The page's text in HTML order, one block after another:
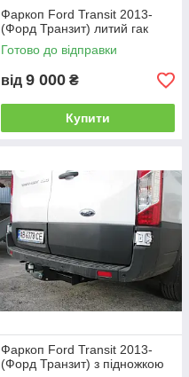
Фаркоп Ford Transit 2013-
(Форд Транзит) литий гак
Готово до відправки
від 9 000 ₴
Купити
Фаркоп Ford Transit 2013-
(Форд Транзит) з підножкою